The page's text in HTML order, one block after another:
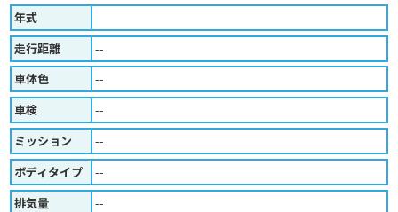
年式
走行距離
--
車体色
--
車検
--
ミッション
--
ボディタイプ
--
排気量
--